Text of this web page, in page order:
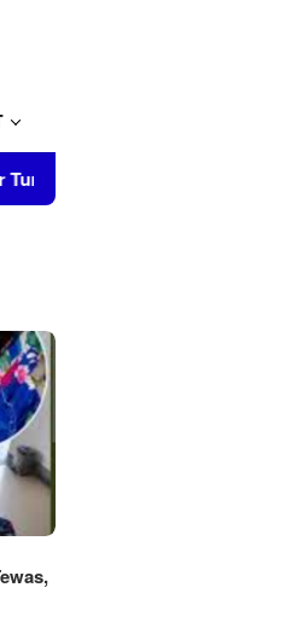
Perkara Inkrah di Kantor Kejari